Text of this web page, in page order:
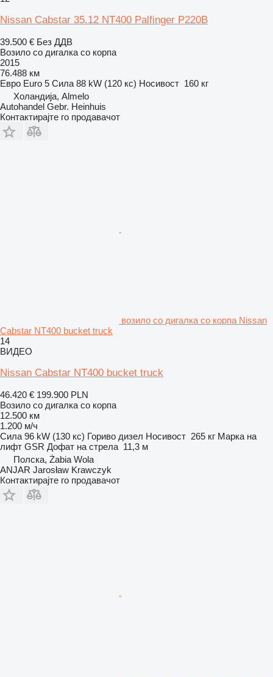
Nissan Cabstar 35.12 NT400 Palfinger P220B
39.500 € Без ДДВ
Возило со дигалка со корпа
2015
76.488 км
Евро Euro 5 Сила 88 kW (120 кс) Носивост 160 кг
Холандија, Almelo
Autohandel Gebr. Heinhuis
Контактирајте го продавачот
возило со дигалка со корпа Nissan
Cabstar NT400 bucket truck
14
ВИДЕО
Nissan Cabstar NT400 bucket truck
46.420 € 199.900 PLN
Возило со дигалка со корпа
12.500 км
1.200 м/ч
Сила 96 kW (130 кс) Гориво дизел Носивост 265 кг Марка на
лифт GSR Дофат на стрела 11,3 м
Полска, Żabia Wola
ANJAR Jarosław Krawczyk
Контактирајте го продавачот